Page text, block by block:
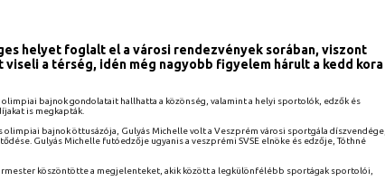
helyet foglalt el a városi rendezvények sorában, viszont
a térség, idén még nagyobb figyelem hárult a kedd kora
bajnok gondolatait hallhatta a közönség, valamint a helyi sportolók, edzők és
is megkapták.
bajnok öttusázója, Gulyás Michelle volt a Veszprém városi sportgála díszvendége,
Gulyás Michelle futóedzője ugyanis a veszprémi SVSE elnöke és edzője, Tóthné
köszöntötte a megjelenteket, akik között a legkülönfélébb sportágak sportolói,